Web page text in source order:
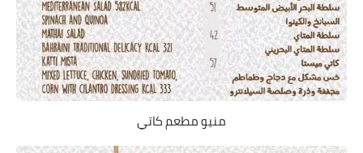
منيو مطعم كاتي